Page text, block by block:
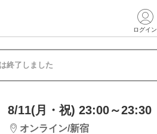
ログイン
終了しました
8/11(月・祝) 23:00～23:30
オンライン/新宿